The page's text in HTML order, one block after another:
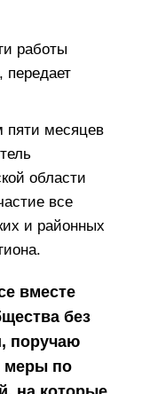
работы
передает
пяти месяцев
области
все
и районных
вместе
без
поручаю
меры по